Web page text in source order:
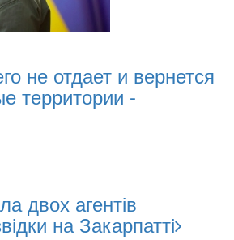
не отдает и вернется
территории -
двох агентів
на Закарпатті